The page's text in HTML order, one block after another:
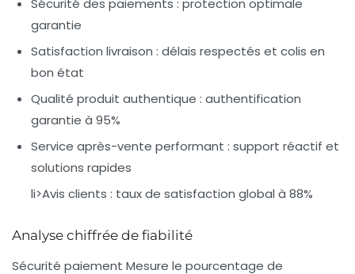
Sécurité des paiements : protection optimale
garantie
Satisfaction livraison : délais respectés et colis en
bon état
Qualité produit authentique : authentification
garantie à 95%
Service après-vente performant : support réactif et
solutions rapides
li>Avis clients : taux de satisfaction global à 88%
Analyse chiffrée de fiabilité
Sécurité paiement Mesure le pourcentage de